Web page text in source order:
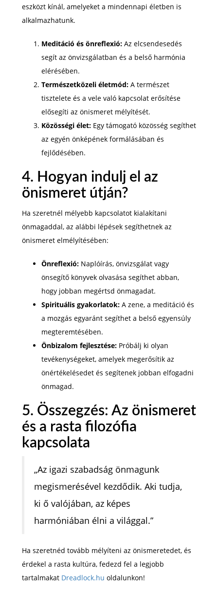
eszközt kínál, amelyeket a mindennapi életben is
alkalmazhatunk.
Meditáció és önreflexió: Az elcsendesedés
segít az önvizsgálatban és a belső harmónia
elérésében.
Természetközeli életmód: A természet
tisztelete és a vele való kapcsolat erősítése
elősegíti az önismeret mélyítését.
Közösségi élet: Egy támogató közösség segíthet
az egyén önképének formálásában és
fejlődésében.
4. Hogyan indulj el az
önismeret útján?
Ha szeretnél mélyebb kapcsolatot kialakítani
önmagaddal, az alábbi lépések segíthetnek az
önismeret elmélyítésében:
Önreflexió: Naplóírás, önvizsgálat vagy
önsegítő könyvek olvasása segíthet abban,
hogy jobban megértsd önmagadat.
Spirituális gyakorlatok: A zene, a meditáció és
a mozgás egyaránt segíthet a belső egyensúly
megteremtésében.
Önbizalom fejlesztése: Próbálj ki olyan
tevékenységeket, amelyek megerősítik az
önértékelésedet és segítenek jobban elfogadni
önmagad.
5. Összegzés: Az önismeret
és a rasta filozófia
kapcsolata
„Az igazi szabadság önmagunk
megismerésével kezdődik. Aki tudja,
ki ő valójában, az képes
harmóniában élni a világgal.”
Ha szeretnéd tovább mélyíteni az önismeretedet, és
érdekel a rasta kultúra, fedezd fel a legjobb
tartalmakat Dreadlock.hu oldalunkon!